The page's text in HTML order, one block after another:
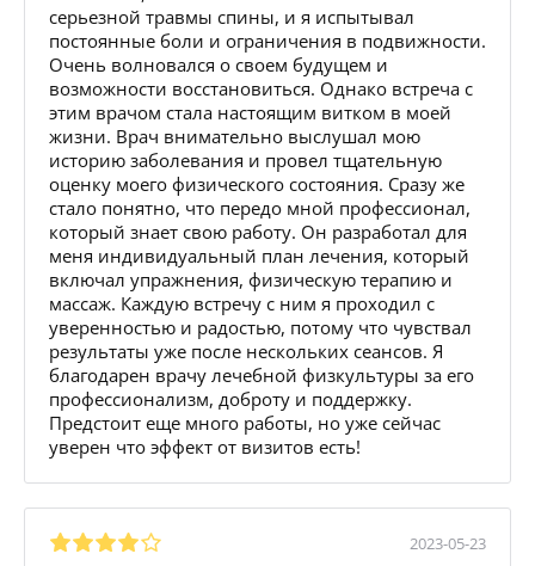
серьезной травмы спины, и я испытывал
постоянные боли и ограничения в подвижности.
Очень волновался о своем будущем и
возможности восстановиться. Однако встреча с
этим врачом стала настоящим витком в моей
жизни. Врач внимательно выслушал мою
историю заболевания и провел тщательную
оценку моего физического состояния. Сразу же
стало понятно, что передо мной профессионал,
который знает свою работу. Он разработал для
меня индивидуальный план лечения, который
включал упражнения, физическую терапию и
массаж. Каждую встречу с ним я проходил с
уверенностью и радостью, потому что чувствал
результаты уже после нескольких сеансов. Я
благодарен врачу лечебной физкультуры за его
профессионализм, доброту и поддержку.
Предстоит еще много работы, но уже сейчас
уверен что эффект от визитов есть!
2023-05-23